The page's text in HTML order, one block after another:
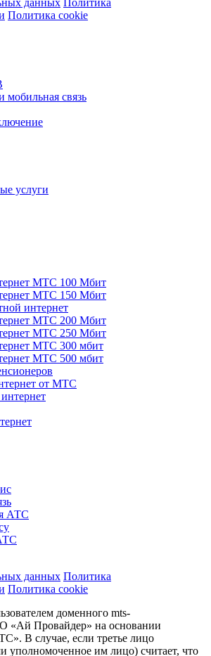
Политика cookie
мобильная связь
услуги
МТС 100 Мбит
МТС 150 Мбит
интернет
МТС 200 Мбит
МТС 250 Мбит
МТС 300 мбит
МТС 500 мбит
от МТС
АТС
данных Политика
Политика cookie
доменного mts-
«Ай Провайдер» на основании
В случае, если третье лицо
уполномоченное им лицо) считает, что